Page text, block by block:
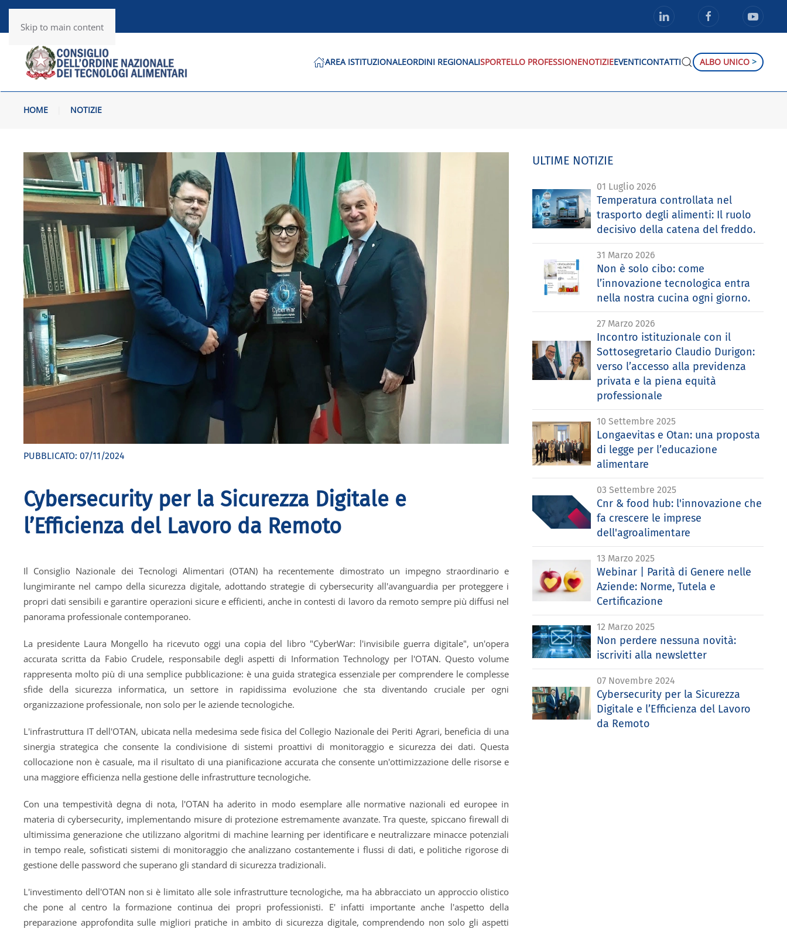
Skip to main content
AREA ISTITUZIONALEORDINI REGIONALISPORTELLO PROFESSIONENOTIZIEEVENTICONTATTI ALBO UNICO >
HOME NOTIZIE
PUBBLICATO: 07/11/2024
Cybersecurity per la Sicurezza Digitale e
l’Efficienza del Lavoro da Remoto
Il Consiglio Nazionale dei Tecnologi Alimentari (OTAN) ha recentemente dimostrato un impegno straordinario e
lungimirante nel campo della sicurezza digitale, adottando strategie di cybersecurity all'avanguardia per proteggere i
propri dati sensibili e garantire operazioni sicure e efficienti, anche in contesti di lavoro da remoto sempre più diffusi nel
panorama professionale contemporaneo.
La presidente Laura Mongello ha ricevuto oggi una copia del libro "CyberWar: l'invisibile guerra digitale", un'opera
accurata scritta da Fabio Crudele, responsabile degli aspetti di Information Technology per l'OTAN. Questo volume
rappresenta molto più di una semplice pubblicazione: è una guida strategica essenziale per comprendere le complesse
sfide della sicurezza informatica, un settore in rapidissima evoluzione che sta diventando cruciale per ogni
organizzazione professionale, non solo per le aziende tecnologiche.
L'infrastruttura IT dell'OTAN, ubicata nella medesima sede fisica del Collegio Nazionale dei Periti Agrari, beneficia di una
sinergia strategica che consente la condivisione di sistemi proattivi di monitoraggio e sicurezza dei dati. Questa
collocazione non è casuale, ma il risultato di una pianificazione accurata che consente un'ottimizzazione delle risorse e
una maggiore efficienza nella gestione delle infrastrutture tecnologiche.
Con una tempestività degna di nota, l'OTAN ha aderito in modo esemplare alle normative nazionali ed europee in
materia di cybersecurity, implementando misure di protezione estremamente avanzate. Tra queste, spiccano firewall di
ultimissima generazione che utilizzano algoritmi di machine learning per identificare e neutralizzare minacce potenziali
in tempo reale, sofisticati sistemi di monitoraggio che analizzano costantemente i flussi di dati, e politiche rigorose di
gestione delle password che superano gli standard di sicurezza tradizionali.
L'investimento dell'OTAN non si è limitato alle sole infrastrutture tecnologiche, ma ha abbracciato un approccio olistico
che pone al centro la formazione continua dei propri professionisti. E' infatti importante anche l'aspetto della
preparazione approfondita sulle migliori pratiche in ambito di sicurezza digitale, comprendendo non solo gli aspetti
ULTIME NOTIZIE
01 Luglio 2026
Temperatura controllata nel
trasporto degli alimenti: Il ruolo
decisivo della catena del freddo.
31 Marzo 2026
Non è solo cibo: come
l’innovazione tecnologica entra
nella nostra cucina ogni giorno.
27 Marzo 2026
Incontro istituzionale con il
Sottosegretario Claudio Durigon:
verso l’accesso alla previdenza
privata e la piena equità
professionale
10 Settembre 2025
Longaevitas e Otan: una proposta
di legge per l’educazione
alimentare
03 Settembre 2025
Cnr & food hub: l'innovazione che
fa crescere le imprese
dell'agroalimentare
13 Marzo 2025
Webinar | Parità di Genere nelle
Aziende: Norme, Tutela e
Certificazione
12 Marzo 2025
Non perdere nessuna novità:
iscriviti alla newsletter
07 Novembre 2024
Cybersecurity per la Sicurezza
Digitale e l’Efficienza del Lavoro
da Remoto